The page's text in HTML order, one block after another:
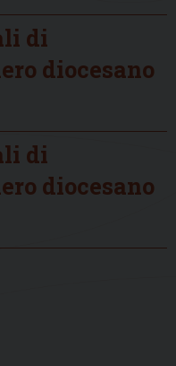
di
diocesano
di
diocesano